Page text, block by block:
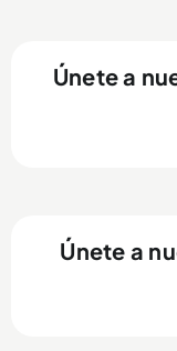
Únete a
Únete a